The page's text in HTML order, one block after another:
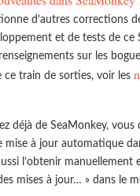
d’autres corrections
et de tests de ce
sur les
ce train de sorties, voir les
déjà de SeaMonkey,
à jour automatique
l’obtenir manuellement
mises à jour… » dans le